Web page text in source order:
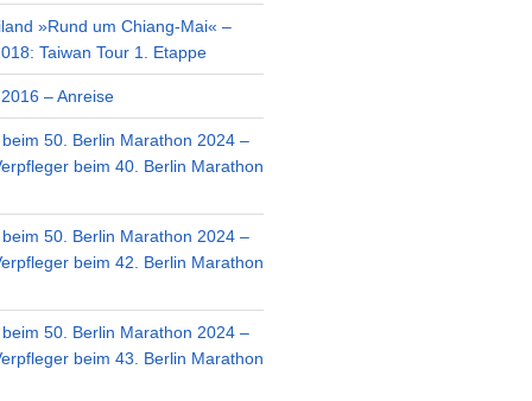
»Rund um Chiang-Mai« –
Taiwan Tour 1. Etappe
– Anreise
50. Berlin Marathon 2024 –
beim 40. Berlin Marathon
50. Berlin Marathon 2024 –
beim 42. Berlin Marathon
50. Berlin Marathon 2024 –
beim 43. Berlin Marathon